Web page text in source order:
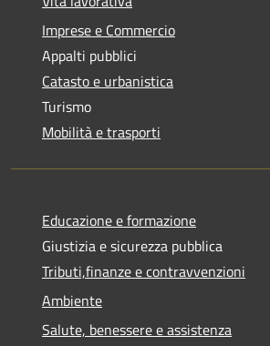
Imprese e Commercio
Appalti pubblici
Catasto e urbanistica
Turismo
Mobilità e trasporti
Educazione e formazione
Giustizia e sicurezza pubblica
Tributi,finanze e contravvenzioni
Ambiente
Salute, benessere e assistenza